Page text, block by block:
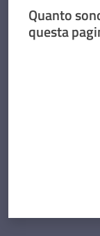
Quanto
questa